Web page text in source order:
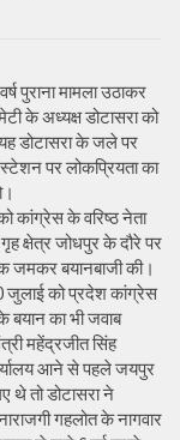
पुराना मामला उठाकर
के अध्यक्ष डोटासरा को
डोटासरा के जले पर
पर लोकप्रियता का
कांग्रेस के वरिष्ठ नेता
क्षेत्र जोधपुर के दौरे पर
जमकर बयानबाजी की।
जुलाई को प्रदेश कांग्रेस
बयान का भी जवाब
महेंद्रजीत सिंह
आने से पहले जयपुर
थे तो डोटासरा ने
गहलोत के नागवार